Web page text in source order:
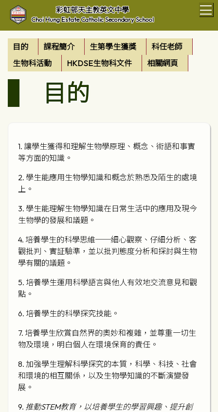
彩虹邨天主教英文中學
Choi Hung Estate Catholic Secondary School
目的 課程簡介 生第學生獲獎
科任老師
生物科活動
HKDSE生物科文件 相關網頁
目的
1. 讓學生獲得和理解生物學原理、概念、術語和事實
等方面的知識。
2. 學生能應用生物學知識和概念於熟悉及陌生的處境
上。
3. 學生能理解生物學知識在日常生活中的應用及現今
生物學的發展和議題。
4. 培養學生的科學思維──細心觀察、仔細分析、客
觀批判、實証驗準，並以批判態度分析和探討與生物
學有關的議題。
5. 培養學生運用科學語言與他人有效地交流意見和觀
點。
6. 培養學生的科學探究技能。
7. 培養學生欣賞自然界的奧妙和複雜，並尊重一切生
物及環境，明白個人在環境保育的責任。
8. 加強學生理解科學探究的本質，科學、科技、社會
和環境的相互關係，以及生物學知識的不斷演變發
展。
9. 推動STEM教育，以培養學生的學習興趣、提升創